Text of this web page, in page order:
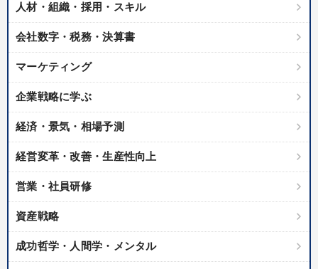
人材・組織・採用・スキル
会社数字・税務・決算書
マーケティング
企業戦略に学ぶ
経済・景気・相場予測
経営変革・改善・生産性向上
営業・社員研修
資産戦略
成功哲学・人間学・メンタル